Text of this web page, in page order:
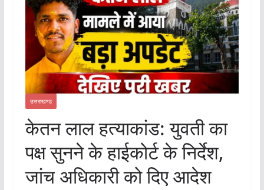
उत्तराखण्ड
केतन लाल हत्याकांड: युवती का
पक्ष सुनने के हाईकोर्ट के निर्देश,
जांच अधिकारी को दिए आदेश